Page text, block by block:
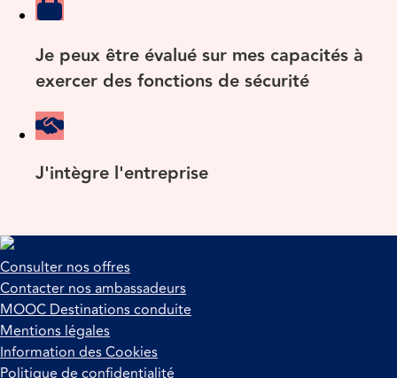
Je peux être évalué sur mes capacités à
exercer des fonctions de sécurité
J'intègre l'entreprise
Consulter nos offres
Contacter nos ambassadeurs
MOOC Destinations conduite
Mentions légales
Information des Cookies